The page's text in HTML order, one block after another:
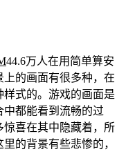
44.6万人在用 简单算安
的画面有很多种，在
式的。游戏的画面是
都能看到流畅的过
喜在其中隐藏着，所
的背景有些悲惨的，